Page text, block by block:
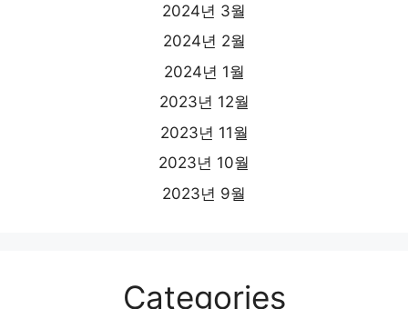
2024년 3월
2024년 2월
2024년 1월
2023년 12월
2023년 11월
2023년 10월
2023년 9월
Categories